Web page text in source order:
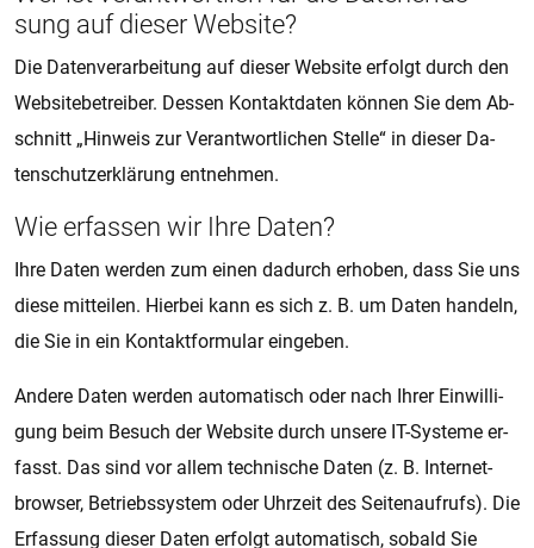
sung auf die­ser Web­si­te?
Die Da­ten­ver­a­r­bei­tung auf die­ser Web­si­te er­folgt durch den
Web­si­te­be­trei­ber. Des­sen Kon­takt­da­ten kön­nen Sie dem Ab­
schnitt „Hin­weis zur Ver­ant­wort­li­chen Stel­le“ in die­ser Da­
ten­schut­z­er­klä­rung ent­neh­men.
Wie er­fas­sen wir Ihre Daten?
Ihre Daten wer­den zum einen da­durch er­ho­ben, dass Sie uns
diese mit­tei­len. Hier­bei kann es sich z. B. um Daten han­deln,
die Sie in ein Kon­takt­for­mu­lar ein­ge­ben.
An­de­re Daten wer­den au­to­ma­tisch oder nach Ihrer Ein­wil­li­
gung beim Be­such der Web­si­te durch un­se­re IT-Sys­te­me er­
fasst. Das sind vor allem tech­ni­sche Daten (z. B. In­ter­net­
brow­ser, Be­triebs­sys­tem oder Uhr­zeit des Sei­ten­auf­rufs). Die
Er­fas­sung die­ser Daten er­folgt au­to­ma­tisch, so­bald Sie